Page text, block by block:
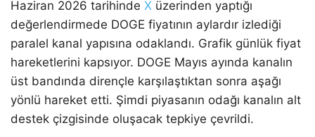
Haziran 2026 tarihinde X üzerinden yaptığı
değerlendirmede DOGE fiyatının aylardır izlediği
paralel kanal yapısına odaklandı. Grafik günlük fiyat
hareketlerini kapsıyor. DOGE Mayıs ayında kanalın
üst bandında dirençle karşılaştıktan sonra aşağı
yönlü hareket etti. Şimdi piyasanın odağı kanalın alt
destek çizgisinde oluşacak tepkiye çevrildi.